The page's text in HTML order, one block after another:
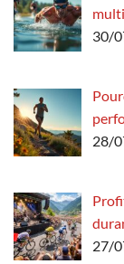
30/
28/
27/